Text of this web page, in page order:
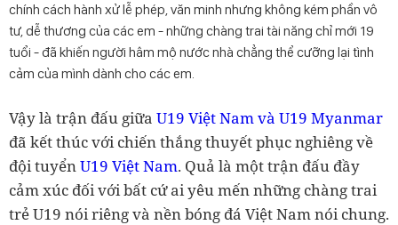
chính cách hành xử lễ phép, văn minh nhưng không kém phần vô
tư, dễ thương của các em - những chàng trai tài năng chỉ mới 19
tuổi - đã khiến người hâm mộ nước nhà chẳng thể cưỡng lại tình
cảm của mình dành cho các em.
Vậy là trận đấu giữa U19 Việt Nam và U19 Myanmar
đã kết thúc với chiến thắng thuyết phục nghiêng về
đội tuyểnU19 Việt Nam. Quả là một trận đấu đầy
cảm xúc đối với bất cứ ai yêu mến những chàng trai
trẻ U19 nói riêng và nền bóng đá Việt Nam nói chung.